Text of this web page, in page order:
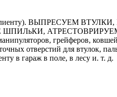
к клиенту). ВЫПРЕСУЕМ
АТРЕСТОВРИРУЕМ
грейферов,
отверстий для втулок,
в гараж в поле, в лесу и. т. д.